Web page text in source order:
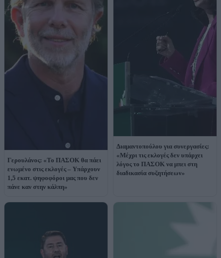
Γερουλάνος: «Το ΠΑΣΟΚ θα πάει
ενωμένο στις εκλογές – Υπάρχουν
1,5 εκατ. ψηφοφόροι μας που δεν
πάνε καν στην κάλπη»
Διαμαντοπούλου για συνεργασίες:
«Μέχρι τις εκλογές δεν υπάρχει
λόγος το ΠΑΣΟΚ να μπει στη
διαδικασία συζητήσεων»